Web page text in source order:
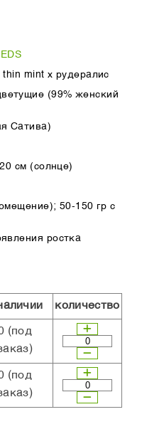
mint x рудералис
(99% женский
Сатива)
см (солнце)
50-150 гр с
ростка
количество
(под
(под